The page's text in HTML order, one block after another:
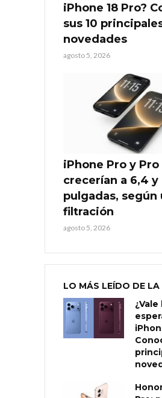
iPhone 18 Pro?
sus 10
novedades
agosto 5, 2026
iPhone Pro y Pro
crecerían a 6,4 y
pulgadas, según
filtración
agosto 5, 2026
LO MÁS LEÍDO DE LA